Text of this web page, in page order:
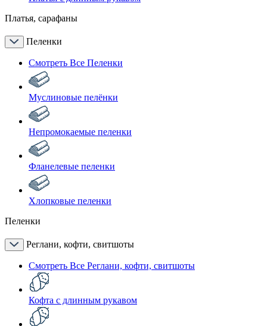
Платья, сарафаны
Пеленки
Смотреть Все Пеленки
Муслиновые пелёнки
Непромокаемые пеленки
Фланелевые пеленки
Хлопковые пеленки
Пеленки
Реглани, кофти, свитшоты
Смотреть Все Реглани, кофти, свитшоты
Кофта с длинным рукавом